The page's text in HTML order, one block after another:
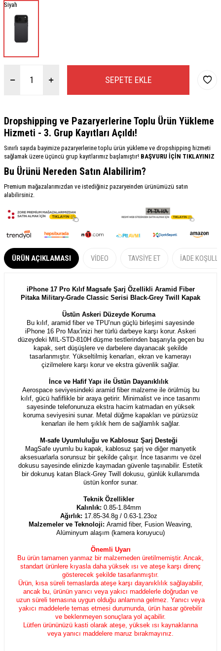
Siyah
SEPETE EKLE
Dropshipping ve Pazaryerlerine Toplu Ürün Yükleme
Hizmeti - 3. Grup Kayıtları Açıldı!
Sınırlı sayıda bayimize pazaryerlerine toplu ürün yükleme ve dropshipping hizmeti
sağlamak üzere üçüncü grup kayıtlarımız başlamıştır! BAŞVURU İÇİN TIKLAYINIZ
Bu Ürünü Nereden Satın Alabilirim?
Premium mağazalarımızdan ve istediğiniz pazaryeinden ürünümüzü satın
alabilirsiniz.
ÜRÜN AÇIKLAMASI VIDEO TAVSIYE ET İADE
iPhone 17 Pro Kılıf Magsafe Şarj Özellikli Aramid Fiber
Pitaka Military-Grade Classic Serisi Black-Grey Twill Kapak
Üstün Askeri Düzeyde Koruma
Bu kılıf, aramid fiber ve TPU’nun güçlü birleşimi sayesinde
iPhone 16 Pro Max'inizi her türlü darbeye karşı korur. Askeri
düzeydeki MIL-STD-810H düşme testlerinden başarıyla geçen bu
kapak, sert düşüşlere ve darbelere dayanacak şekilde
tasarlanmıştır. Yükseltilmiş kenarları, ekran ve kamerayı
çizilmelere karşı korur ve ekstra güvenlik sağlar.
İnce ve Hafif Yapı ile Üstün Dayanıklılık
Aerospace seviyesindeki aramid fiber malzeme ile örülmüş bu
kılıf, gücü hafiflikle bir araya getirir. Minimalist ve ince tasarımı
sayesinde telefonunuza ekstra hacim katmadan en yüksek
koruma seviyesini sunar. Metal düğme kapakları ve pürüzsüz
kenarları ile hem şıklık hem de sağlamlık sağlar.
M-safe Uyumluluğu ve Kablosuz Şarj Desteği
MagSafe uyumlu bu kapak, kablosuz şarj ve diğer manyetik
aksesuarlarla sorunsuz bir şekilde çalışır. İnce tasarımı ve özel
dokusu sayesinde elinizde kaymadan güvenle taşınabilir. Estetik
bir dokunuş katan Black-Grey Twill dokusu, günlük kullanımda
üstün konfor sunar.
Teknik Özellikler
Kalınlık: 0.85-1.84mm
Ağırlık: 17.85-34.8g / 0.63-1.23oz
Malzemeler ve Teknoloji: Aramid fiber, Fusion Weaving,
Alüminyum alaşım (kamera koruyucu)
Önemli Uyarı
Bu ürün tamamen yanmaz bir malzemeden üretilmemiştir. Ancak,
standart ürünlere kıyasla daha yüksek ısı ve ateşe karşı direnç
gösterecek şekilde tasarlanmıştır.
Ürün, kısa süreli temaslarda ateşe karşı dayanıklılık sağlayabilir,
ancak bu, ürünün yanıcı veya yakıcı maddelerle doğrudan ve
uzun süreli temasına uygun olduğu anlamına gelmez. Yanıcı veya
yakıcı maddelerle temas etmesi durumunda, ürün hasar görebilir
ve beklenmeyen sonuçlara yol açabilir.
Lütfen ürününüzü kasti olarak ateşe, yüksek ısı kaynaklarına
veya yanıcı maddelere maruz bırakmayınız.